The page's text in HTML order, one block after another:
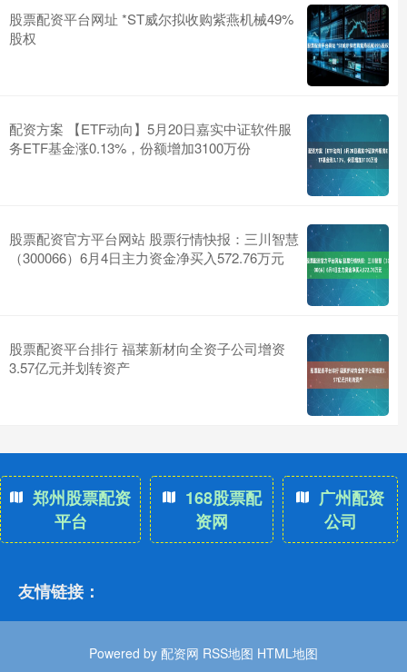
股票配资平台网址 *ST威尔拟收购紫燕机械49%
股权
配资方案 【ETF动向】5月20日嘉实中证软件服
务ETF基金涨0.13%，份额增加3100万份
股票配资官方平台网站 股票行情快报：三川智慧
（300066）6月4日主力资金净买入572.76万元
股票配资平台排行 福莱新材向全资子公司增资
3.57亿元并划转资产
郑州股票配资
平台
168股票配
资网
广州配资
公司
友情链接：
Powered by 配资网 RSS地图 HTML地图